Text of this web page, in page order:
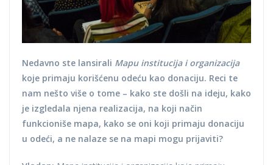
Nedavno ste lansirali Mapu institucija i organizacija
koje primaju korišćenu odeću kao donaciju. Reci te
nam nešto više o tome – kako ste došli na ideju, kako
je izgledala njena realizacija, na koji način
funkcioniše mapa, kako se oni koji primaju donaciju
u odeći, a ne nalaze se na mapi mogu prijaviti?